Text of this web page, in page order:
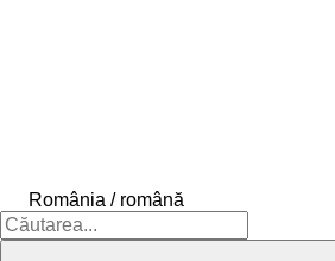
România / română